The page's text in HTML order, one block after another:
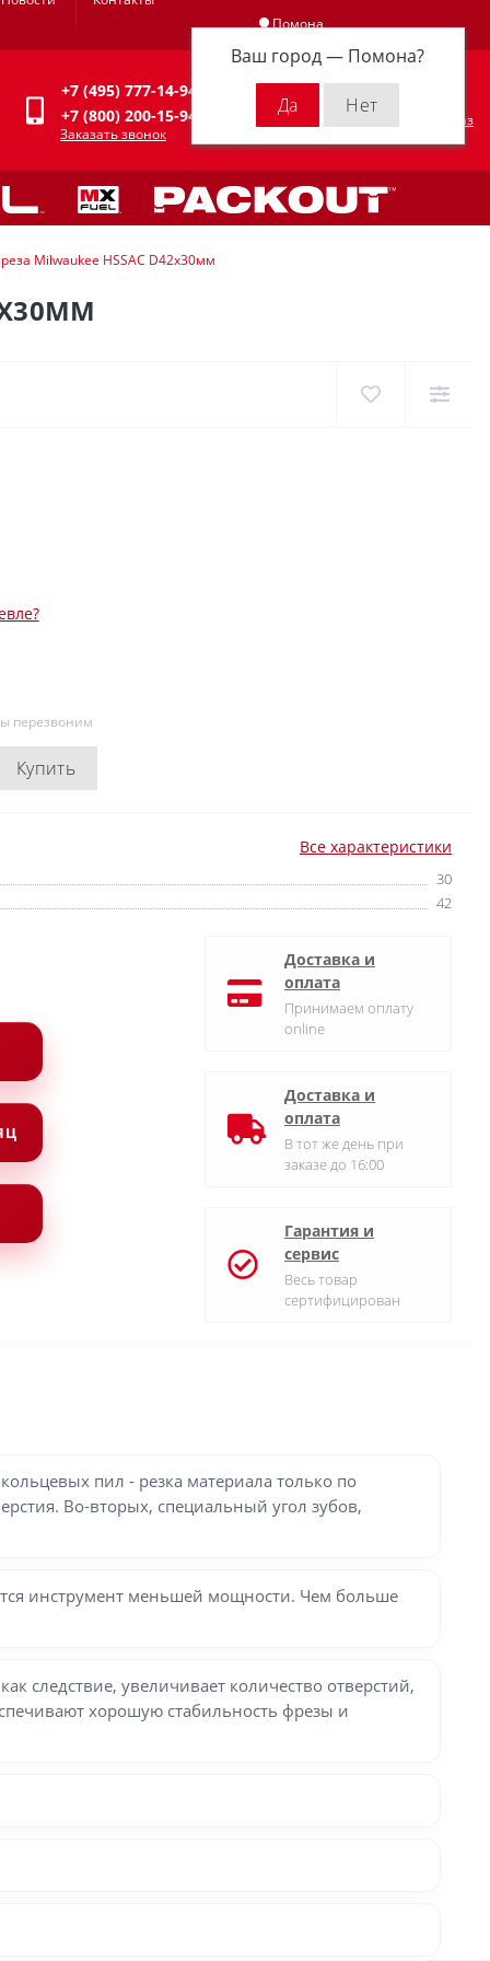
Помона
Ваш город — Помона?
Личный кабинет
+7 (495) 777-14-94
+7 (800) 200-15-94
Заказать звонок
0 р.
Оформить заказ
Milwaukee HSSAC D42х30мм
перезвоним
Купить
Все характеристики
30
42
Доставка и
оплата
Принимаем оплату
online
Доставка и
оплата
В тот же день при
заказе до 16:00
Гарантия и
сервис
Весь товар
сертифицирован
пил - резка материала только по
Во-вторых, специальный угол зубов,
инструмент меньшей мощности. Чем больше
следствие, увеличивает количество отверстий,
хорошую стабильность фрезы и